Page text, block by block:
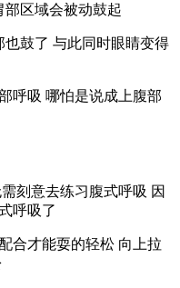
部区域会被动鼓起
鼓了 与此同时眼睛变得
呼吸 哪怕是说成上腹部
刻意去练习腹式呼吸 因
呼吸了
合才能耍的轻松 向上拉